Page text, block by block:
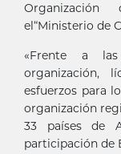
Organización
el“Ministerio de
«Frente a
organización,
esfuerzos para
organización
33 países de
participación de